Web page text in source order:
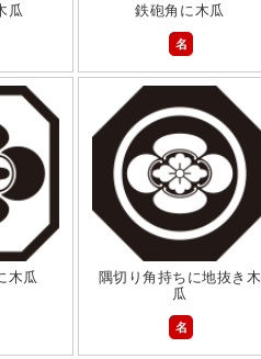
瓜
鉄砲角に木瓜
名
木瓜
隅切り角持ちに地抜き木
瓜
名